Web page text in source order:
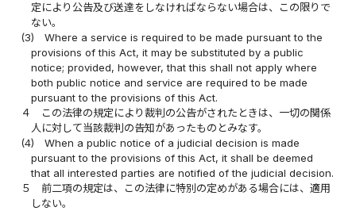
定により公告及び送達をしなければならない場合は、この限りで
ない。
(3)
Where a service is required to be made pursuant to the
provisions of this Act, it may be substituted by a public
notice; provided, however, that this shall not apply where
both public notice and service are required to be made
pursuant to the provisions of this Act.
４
この法律の規定により裁判の公告がされたときは、一切の関係
人に対して当該裁判の告知があったものとみなす。
(4)
When a public notice of a judicial decision is made
pursuant to the provisions of this Act, it shall be deemed
that all interested parties are notified of the judicial decision.
５
前二項の規定は、この法律に特別の定めがある場合には、適用
しない。